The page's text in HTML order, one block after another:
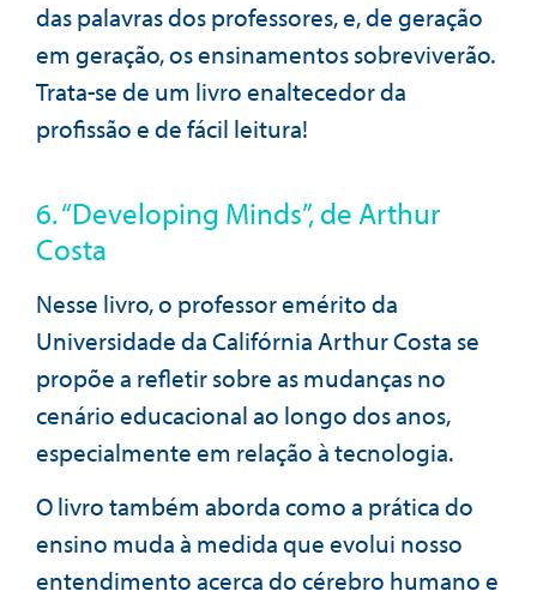
das palavras dos professores, e, de geração
em geração, os ensinamentos sobreviverão.
Trata-se de um livro enaltecedor da
profissão e de fácil leitura!
6. “Developing Minds”, de Arthur
Costa
Nesse livro, o professor emérito da
Universidade da Califórnia Arthur Costa se
propõe a refletir sobre as mudanças no
cenário educacional ao longo dos anos,
especialmente em relação à tecnologia.
O livro também aborda como a prática do
ensino muda à medida que evolui nosso
entendimento acerca do cérebro humano e